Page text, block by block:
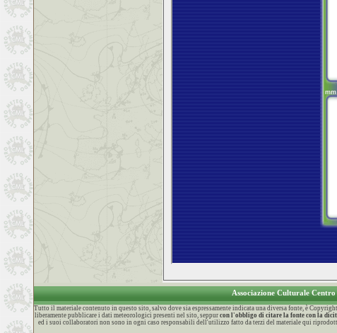
Associazione Culturale
Tutto il materiale contenuto in questo sito, salvo dove sia espressamente indicata una diversa fonte, è
liberamente pubblicare i dati meteorologici presenti nel sito, seppur con l'obbligo di citare la fonte con la
ed i suoi collaboratori non sono in ogni caso responsabili dell'utilizzo fatto da terzi del materiale qui